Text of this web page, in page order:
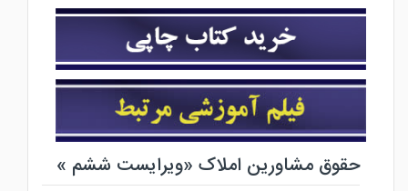
حقوق مشاورین املاک «ویرایست ششم »